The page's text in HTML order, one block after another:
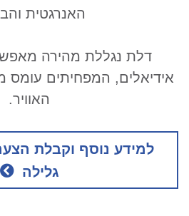
האנרגטית
דלת נגללת מהירה
אידיאלים, המפחיתים עומס
האוויר.
למידע נוסף וקבלת
גלילה